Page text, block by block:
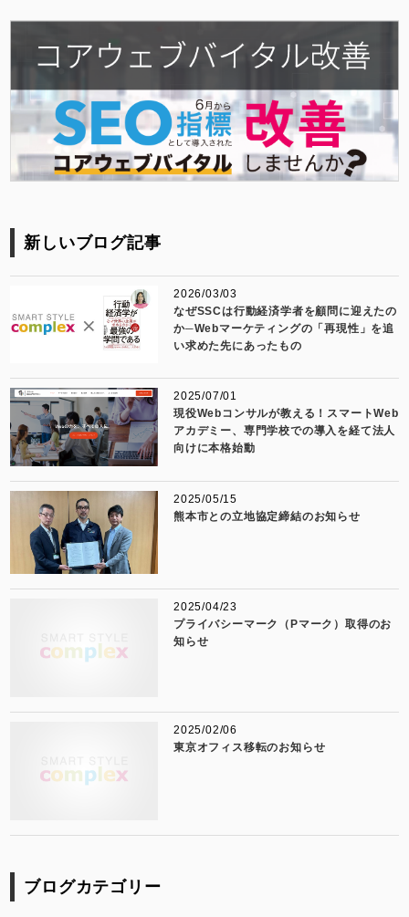
新しいブログ記事
2026/03/03
なぜSSCは行動経済学者を顧問に迎えたの
か─Webマーケティングの「再現性」を追
い求めた先にあったもの
2025/07/01
現役Webコンサルが教える！スマートWeb
アカデミー、専門学校での導入を経て法人
向けに本格始動
2025/05/15
熊本市との立地協定締結のお知らせ
2025/04/23
プライバシーマーク（Pマーク）取得のお
知らせ
2025/02/06
東京オフィス移転のお知らせ
ブログカテゴリー